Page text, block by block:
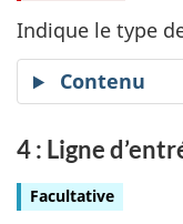
Indique le type
Contenu
4 : Ligne
Facultative